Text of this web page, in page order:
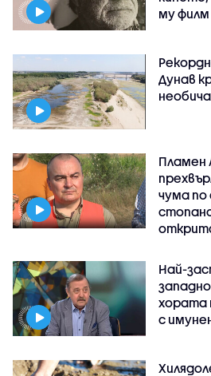
му
Дунав
Пламен
чума по
Най-
хората
с